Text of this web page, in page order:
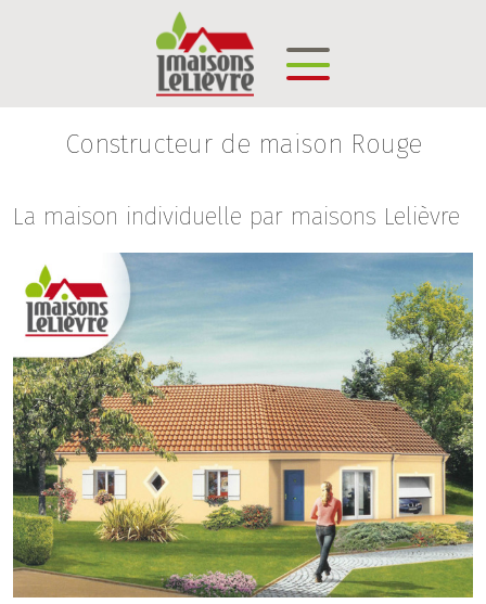
Constructeur de maison Rouge
La maison individuelle par maisons Lelièvre